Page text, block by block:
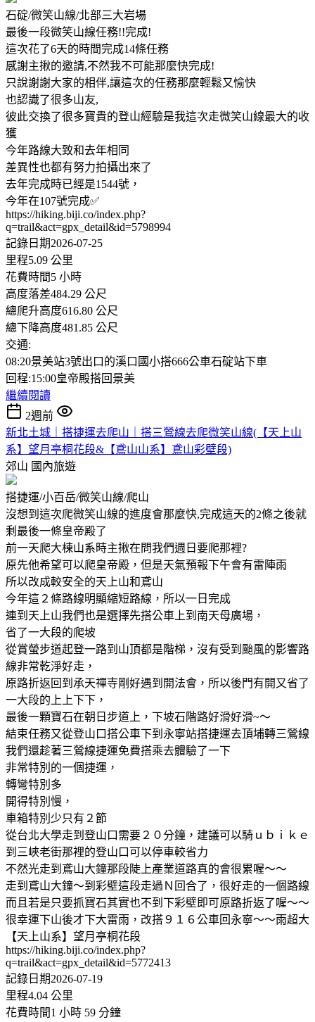
石碇/微笑山線/北部三大岩場
最後一段微笑山線任務!!完成!
這次花了6天的時間完成14條任務
感謝主揪的邀請,不然我不可能那麼快完成!
只說謝謝大家的相伴,讓這次的任務那麼輕鬆又愉快
也認識了很多山友,
彼此交換了很多寶貴的登山經驗是我這次走微笑山線最大的收
獲
今年路線大致和去年相同
差異性也都有努力拍攝出來了
去年完成時已經是1544號，
今年在107號完成✅
https://hiking.biji.co/index.php?
q=trail&act=gpx_detail&id=5798994
記錄日期2026-07-25
里程5.09 公里
花費時間5 小時
高度落差484.29 公尺
總爬升高度616.80 公尺
總下降高度481.85 公尺
交通:
08:20景美站3號出口的溪口國小搭666公車石碇站下車
回程:15:00皇帝殿搭回景美
繼續閱讀
2週前
新北土城｜搭捷運去爬山｜搭三鶯線去爬微笑山線(【天上山
系】望月亭桐花段&【鳶山山系】鳶山彩壁段)
郊山 國內旅遊
搭捷運/小百岳/微笑山線/爬山
沒想到這次爬微笑山線的進度會那麼快,完成這天的2條之後就
剩最後一條皇帝殿了
前一天爬大棟山系時主揪在問我們週日要爬那裡?
原先他希望可以爬皇帝殿，但是天氣預報下午會有雷陣雨
所以改成較安全的天上山和鳶山
今年這２條路線明顯縮短路線，所以一日完成
連到天上山我們也是選擇先搭公車上到南天母廣場，
省了一大段的爬坡
從賞螢步道起登一路到山頂都是階梯，沒有受到颱風的影響路
線非常乾淨好走，
原路折返回到承天禪寺剛好遇到開法會，所以後門有開又省了
一大段的上上下下，
最後一顆寶石在朝日步道上，下坡石階路好滑好滑~～
結束任務又從登山口搭公車下到永寧站搭捷運去頂埔轉三鶯線
我們還趁著三鶯線捷運免費搭乘去體驗了一下
非常特別的一個捷運，
轉彎特別多
開得特別慢，
車箱特別少只有２節
從台北大學走到登山口需要２０分鐘，建議可以騎ｕｂｉｋｅ
到三峽老街那裡的登山口可以停車較省力
不然光走到鳶山大鐘那段陡上產業道路真的會很累喔～～
走到鳶山大鐘～到彩壁這段走過Ｎ回合了，很好走的一個路線
而且若是只要抓寶石其實也不到下彩壁即可原路折返了喔～～
很幸運下山後才下大雷雨，改搭９１６公車回永寧～～雨超大
【天上山系】望月亭桐花段
https://hiking.biji.co/index.php?
q=trail&act=gpx_detail&id=5772413
記錄日期2026-07-19
里程4.04 公里
花費時間1 小時 59 分鐘